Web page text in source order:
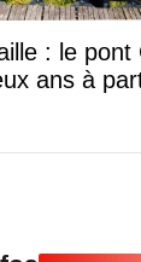
: le pont
ans à